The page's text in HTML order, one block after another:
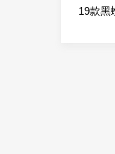
19款黑